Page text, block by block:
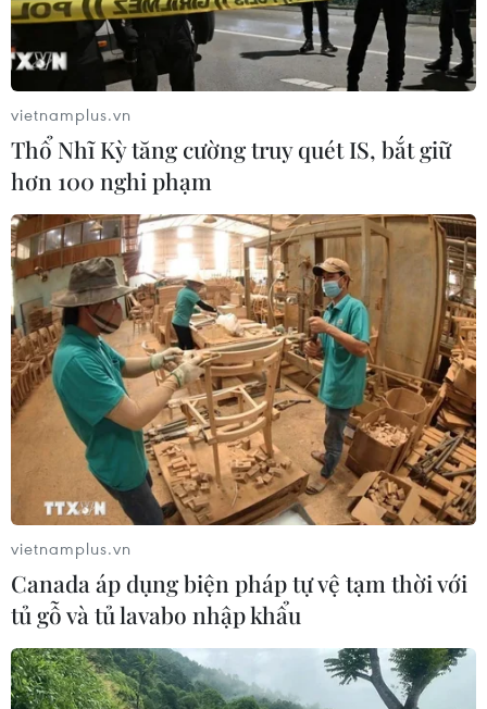
Đụng độ với các phần tử khủng bố khiến 5
binh sỹ Pakistan thiệt mạng
14/01/2024 04:53
Sau khi một thiết bị nổ tự chế (IED) phát nổ ở khu vực
Buleda, cuộc đọ súng dữ dội giữa lực lượng an ninh và
những phần tử khủng bố diễn ra khiến 5 binh sỹ
Pakistan thiệt mạng.
vietnamplus.vn
Thổ Nhĩ Kỳ tăng cường truy quét IS, bắt giữ
hơn 100 nghi phạm
vietnamplus.vn
Canada áp dụng biện pháp tự vệ tạm thời với
tủ gỗ và tủ lavabo nhập khẩu